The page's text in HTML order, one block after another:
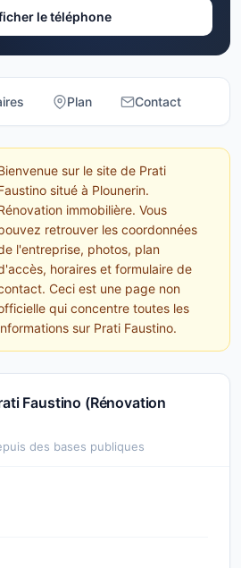
le téléphone
Plan Contact
sur le site de Prati
situé à Plounerin.
immobilière. Vous
retrouver les coordonnées
l'entreprise, photos, plan
horaires et formulaire de
Ceci est une page non
qui concentre toutes les
sur Prati Faustino.
Faustino (Rénovation
des bases publiques